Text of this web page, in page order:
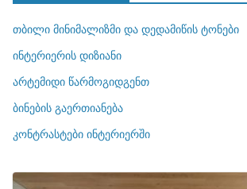
ო
რ
ბ
ი
თბილი მინიმალიზმი და დედამიწის ტონები
ინტერიერის დიზიანი
არტემიდი წარმოგიდგენთ
ბინების გაერთიანება
კონტრასტები ინტერიერში